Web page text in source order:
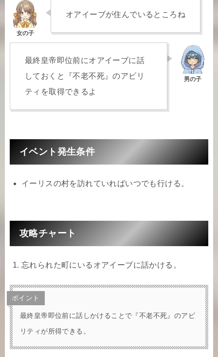
オアイーブが住んでいるところね
最終皇帝即位前にオアイーブに話
しておくと『不老不死』のアビリ
ティを取得できるよ
イベント発生条件
イーリスの村を訪れていればいつでも行ける。
攻略チャート
忘れられた町にいるオアイーブに話かける。
ポイント
最終皇帝即位前に話しかけることで『不老不死』のアビ
リティが所得できる。